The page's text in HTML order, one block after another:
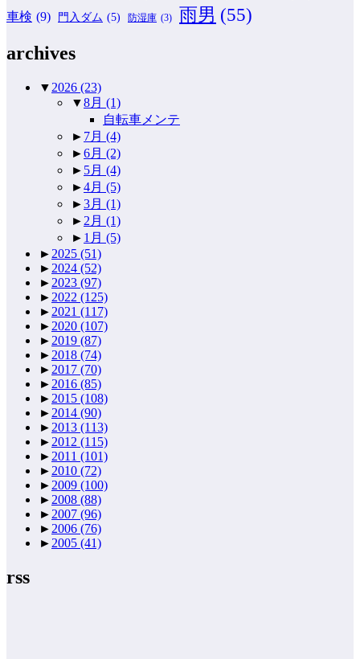
車検 (9) 門入ダム (5) 防湿庫 (3) 雨男 (55)
archives
▼ 2026 (23)
▼8月 (1)
自転車メンテ
► 7月 (4)
►6月 (2)
► 5月 (4)
►4月 (5)
►3月 (1)
► 2月 (1)
► 1月 (5)
► 2025 (51)
► 2024 (52)
► 2023 (97)
► 2022 (125)
► 2021 (117)
► 2020 (107)
► 2019 (87)
► 2018 (74)
► 2017 (70)
► 2016 (85)
► 2015 (108)
► 2014 (90)
► 2013 (113)
► 2012 (115)
► 2011 (101)
► 2010 (72)
► 2009 (100)
► 2008 (88)
► 2007 (96)
► 2006 (76)
► 2005 (41)
rss